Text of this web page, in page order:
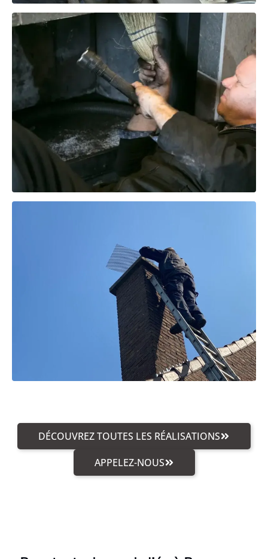
DÉCOUVREZ TOUTES LES RÉALISATIONS
APPELEZ-NOUS